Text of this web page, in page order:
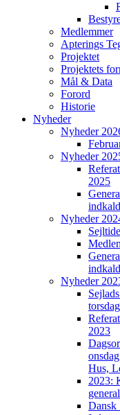
Medlemmer
Apterings
Projektet
Projektets
Mål & Data
Forord
Historie
Nyheder
Nyheder
Nyheder
2025
Nyheder
Nyheder
2023
Hus,
2023:
Dansk